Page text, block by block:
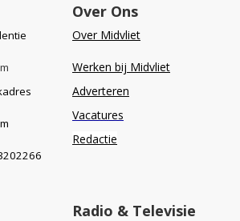
Over Ons
Over Midvliet
Werken bij Midvliet
Adverteren
Vacatures
Redactie
Radio & Televisie